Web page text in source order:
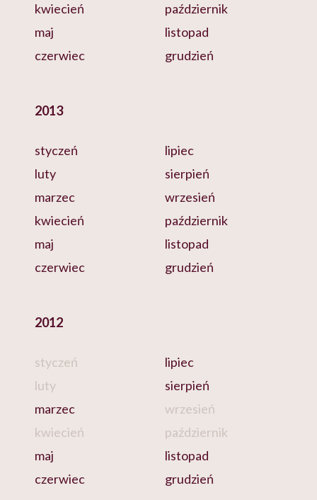
kwiecień
maj
czerwiec
październik
listopad
grudzień
2013
styczeń
luty
marzec
kwiecień
maj
czerwiec
lipiec
sierpień
wrzesień
październik
listopad
grudzień
2012
styczeń
luty
marzec
kwiecień
maj
czerwiec
lipiec
sierpień
wrzesień
październik
listopad
grudzień